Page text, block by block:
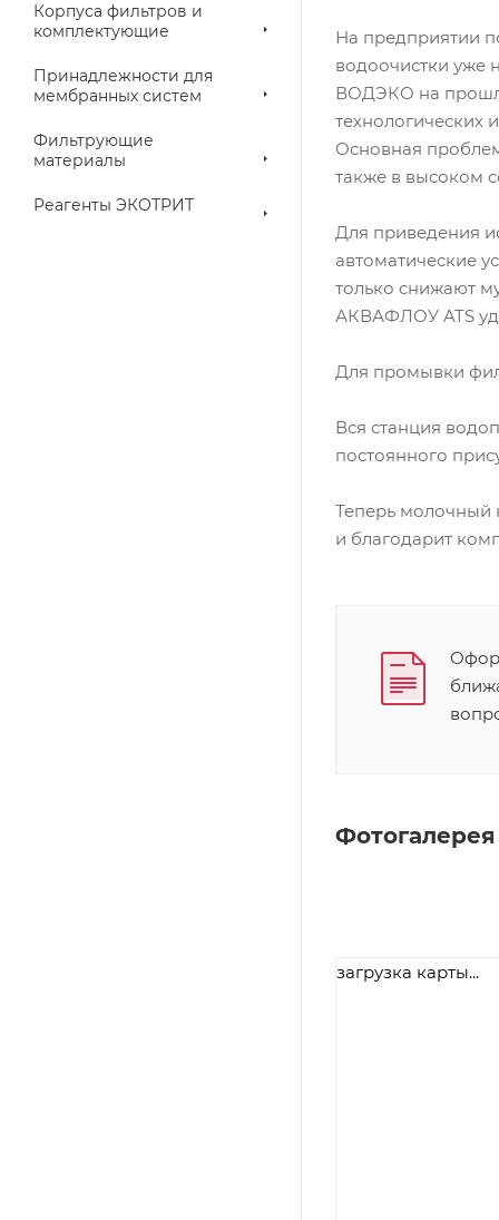
Корпуса фильтров и
комплектующие
Принадлежности для
мембранных систем
Фильтрующие
материалы
Реагенты ЭКОТРИТ
На предприятии
водоочистки уже
ВОДЭКО на
технологических
Основная
также в высоком
Для приведения
автоматические
только снижают
АКВАФЛОУ ATS
Для промывки
Вся станция
постоянного
Теперь молочный
и благодарит
Фотогалерея
загрузка карты...